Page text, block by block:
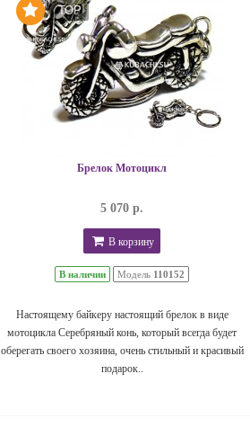
TOP
Брелок Мотоцикл
5 070 р.
В корзину
В наличии Модель 110152
Настоящему байкеру настоящий брелок в виде
мотоцикла Серебряный конь, который всегда будет
оберегать своего хозяина, очень стильный и красивый
подарок..